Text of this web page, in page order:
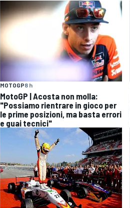
MOTOGP8 h
MotoGP | Acosta non molla:
"Possiamo rientrare in gioco per
le prime posizioni, ma basta errori
e guai tecnici"